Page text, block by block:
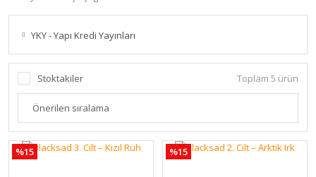
YKY - Yapı Kredi Yayınları
Stoktakiler Toplam 5 ürün
%15 %15